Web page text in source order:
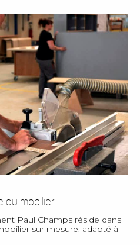
du mobilier
Paul Champs réside dans
sur mesure, adapté à